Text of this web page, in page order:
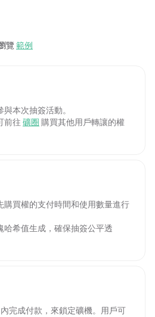
覽 範例
本次抽簽活動。
前往 礦圈 購買其他用戶轉讓的權
購買權的支付時間和使用數量進行
哈希值生成，確保抽簽公平透
完成付款，來鎖定礦機。用戶可